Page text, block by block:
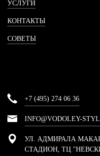
УСЛУГИ
КОНТАКТЫ
СОВЕТЫ
+7 (495) 274 06 36
INFO@VODOLEY-
УЛ. АДМИРАЛА
СТАДИОН, ТЦ